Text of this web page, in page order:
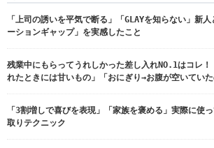
「上司の誘いを平気で断る」「GLAYを知らない」新
ーションギャップ」を実感したこと
残業中にもらってうれしかった差し入れNO.1はコレ
れたときには甘いもの」「おにぎり→お腹が空いていた
「3割増しで喜びを表現」「家族を褒める」実際に使
取りテクニック